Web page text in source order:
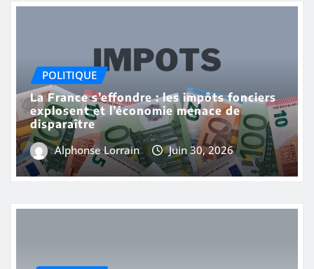
POLITIQUE
La France s’effondre : les impôts fonciers
explosent et l’économie menace de
disparaître
Alphonse Lorrain
Juin 30, 2026